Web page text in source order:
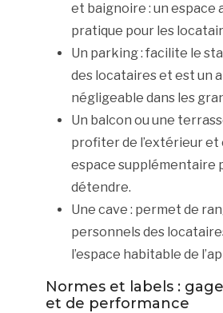
et baignoire : un espace
pratique pour les
Un parking : facilite le
des locataires et est un
négligeable dans les
Un balcon ou une
profiter de l’extérieur et
espace supplémentaire
détendre.
Une cave : permet de
personnels des
l’espace habitable de
Normes et labels :
et de performance